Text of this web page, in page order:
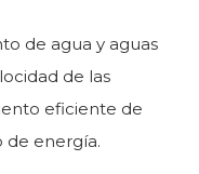
de agua y aguas
de las
eficiente de
de energía.